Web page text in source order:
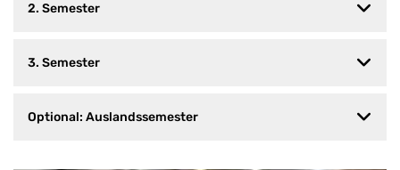
2. Semester
3. Semester
Optional: Auslandssemester